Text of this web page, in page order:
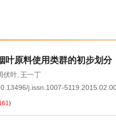
叶原料使用类群的初步划分
伏叶, 王一丁
j.issn.1007-
)